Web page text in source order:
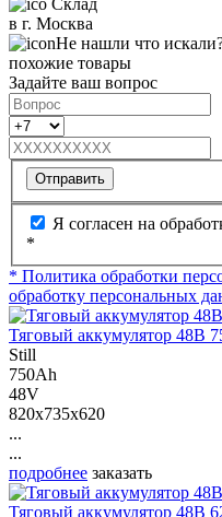
в г. Москва
Не нашли что
похожие товары
Задайте ваш вопрос
Отправить
Я согласен на обработку моих персональных данных
*
* Политика обработки
обработку персональных
Тяговый аккумулятор 48В
Still
750Ah
48V
820x735x620
...
...
подробнее заказать
Тяговый аккумулятор 48В